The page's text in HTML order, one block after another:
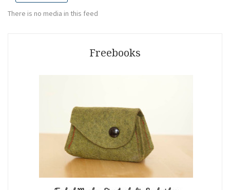
There is no media in this feed
Freebooks